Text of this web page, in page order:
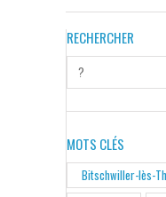
RECHERCHER
MOTS CLÉS
Bitschwiller-lès-